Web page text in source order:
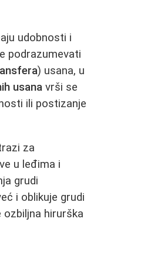
udobnosti i
podrazumevati
) usana, u
usana vrši se
ili postizanje
za
u leđima i
grudi
i oblikuje grudi
ozbiljna hirurška